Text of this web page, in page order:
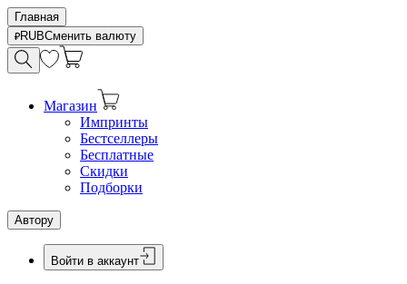
Главная
RUBСменить валюту
Магазин
Импринты
Бестселлеры
Бесплатные
Скидки
Подборки
Автору
Войти в аккаунт